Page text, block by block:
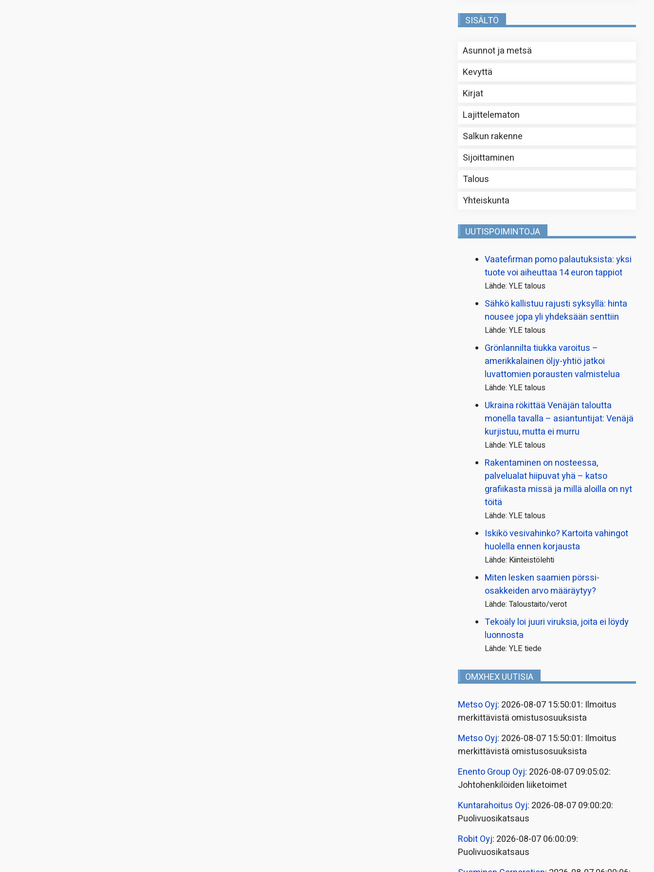
SISÄLTÖ
Asunnot ja metsä
Kevyttä
Kirjat
Lajittelematon
Salkun rakenne
Sijoittaminen
Talous
Yhteiskunta
UUTISPOIMINTOJA
Vaatefirman pomo palautuksista: yksi
tuote voi aiheuttaa 14 euron tappiot
Lähde: YLE talous
Sähkö kallistuu rajusti syksyllä: hinta
nousee jopa yli yhdeksään senttiin
Lähde: YLE talous
Grönlannilta tiukka varoitus –
amerikkalainen öljy-yhtiö jatkoi
luvattomien porausten valmistelua
Lähde: YLE talous
Ukraina rökittää Venäjän taloutta
monella tavalla – asiantuntijat: Venäjä
kurjistuu, mutta ei murru
Lähde: YLE talous
Rakentaminen on nosteessa,
palvelualat hiipuvat yhä – katso
grafiikasta missä ja millä aloilla on nyt
töitä
Lähde: YLE talous
Iskikö vesivahinko? Kartoita vahingot
huolella ennen korjausta
Lähde: Kiinteistölehti
Miten lesken saamien pörssi­
osakkeiden arvo määräytyy?
Lähde: Taloustaito/verot
Tekoäly loi juuri viruksia, joita ei löydy
luonnosta
Lähde: YLE tiede
OMXHEX UUTISIA
Metso Oyj: 2026-08-07 15:50:01: Ilmoitus
merkittävistä omistusosuuksista
Metso Oyj: 2026-08-07 15:50:01: Ilmoitus
merkittävistä omistusosuuksista
Enento Group Oyj: 2026-08-07 09:05:02:
Johtohenkilöiden liiketoimet
Kuntarahoitus Oyj: 2026-08-07 09:00:20:
Puolivuosikatsaus
Robit Oyj: 2026-08-07 06:00:09:
Puolivuosikatsaus